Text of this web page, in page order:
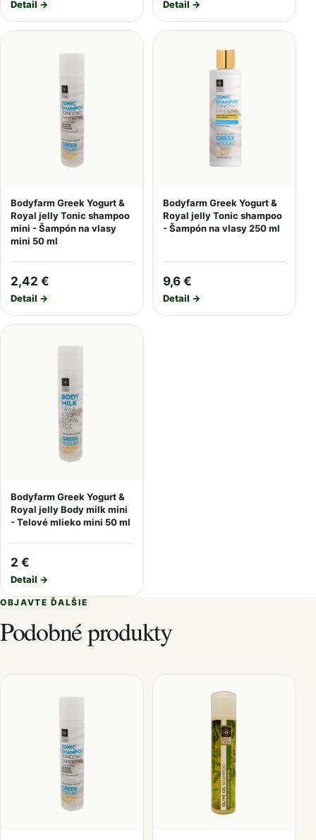
Detail → Detail →
Bodyfarm Greek Yogurt &
Royal jelly Tonic shampoo
mini - Šampón na vlasy
mini 50 ml
2,42 €
Detail →
Bodyfarm Greek Yogurt &
Royal jelly Tonic shampoo
- Šampón na vlasy 250 ml
9,6 €
Detail →
Bodyfarm Greek Yogurt &
Royal jelly Body milk mini
- Telové mlieko mini 50 ml
2 €
Detail →
OBJAVTE ĎALŠIE
Podobné produkty